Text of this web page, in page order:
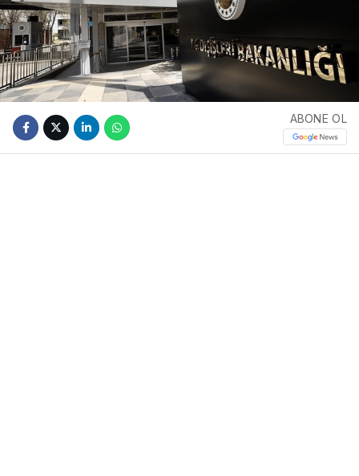
ABONE OL